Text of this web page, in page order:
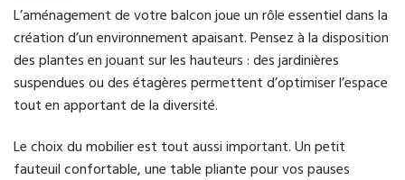
L’aménagement de votre balcon joue un rôle essentiel dans la
création d’un environnement apaisant. Pensez à la disposition
des plantes en jouant sur les hauteurs : des jardinières
suspendues ou des étagères permettent d’optimiser l’espace
tout en apportant de la diversité.
Le choix du mobilier est tout aussi important. Un petit
fauteuil confortable, une table pliante pour vos pauses